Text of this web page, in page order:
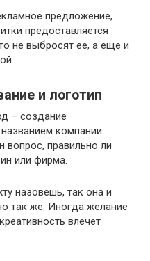
предложение,
предоставляется
не выбросят ее, а еще и
и логотип
– создание
компании.
вопрос, правильно ли
или фирма.
назовешь, так она и
так же. Иногда желание
влечет